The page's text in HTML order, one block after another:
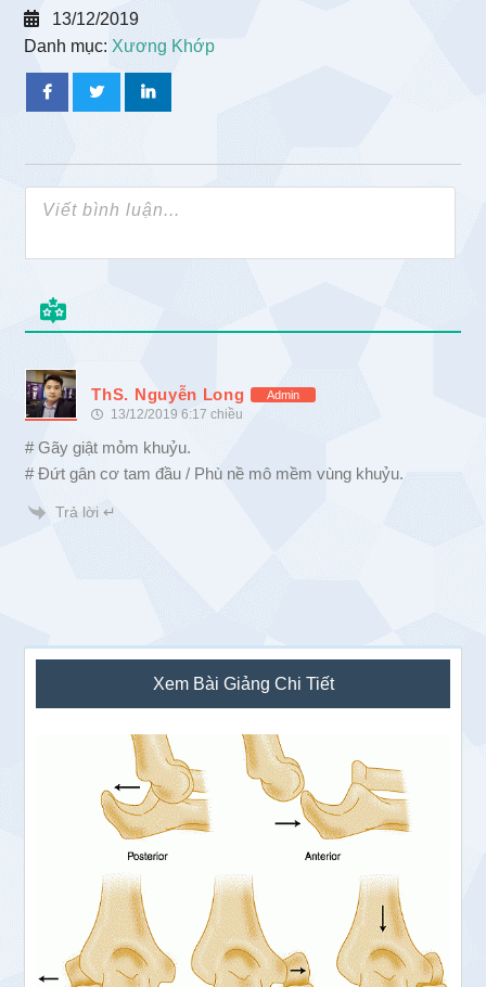
13/12/2019
Danh mục: Xương Khớp
ThS. Nguyễn Long Admin
13/12/2019 6:17 chiều
# Gãy giật mỏm khuỷu.
# Đứt gân cơ tam đầu / Phù nề mô mềm vùng khuỷu.
Trả lời ↵
Sidebar
chính
Xem Bài Giảng Chi Tiết